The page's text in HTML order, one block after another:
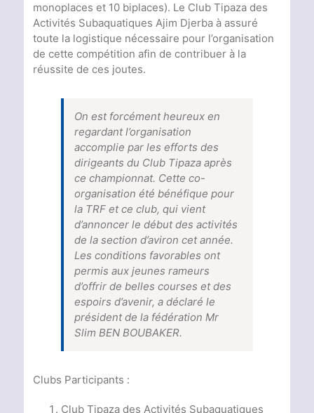
monoplaces et 10 biplaces). Le Club Tipaza des
Activités Subaquatiques Ajim Djerba à assuré
toute la logistique nécessaire pour l’organisation
de cette compétition afin de contribuer à la
réussite de ces joutes.
On est forcément heureux en
regardant l’organisation
accomplie par les efforts des
dirigeants du Club Tipaza après
ce championnat. Cette co-
organisation été bénéfique pour
la TRF et ce club, qui vient
d’annoncer le début des activités
de la section d’aviron cet année.
Les conditions favorables ont
permis aux jeunes rameurs
d’offrir de belles courses et des
espoirs d’avenir, a déclaré le
président de la fédération Mr
Slim BEN BOUBAKER.
Clubs Participants :
Club Tipaza des Activités Subaquatiques